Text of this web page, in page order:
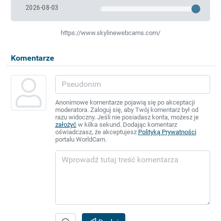
2026-08-03
https://www.skylinewebcams.com/
Komentarze
Anonimowe komentarze pojawią się po akceptacji
moderatora. Zaloguj się, aby Twój komentarz był od
razu widoczny. Jeśli nie posiadasz konta, możesz je
założyćw kilka sekund. Dodając komentarz
oświadczasz, że akceptujesz Polityką Prywatności
portalu WorldCam.